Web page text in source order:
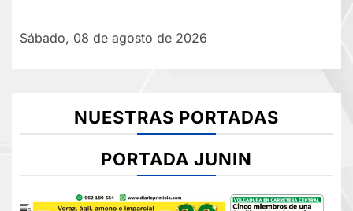
Sábado, 08 de agosto de 2026
NUESTRAS PORTADAS
PORTADA JUNIN